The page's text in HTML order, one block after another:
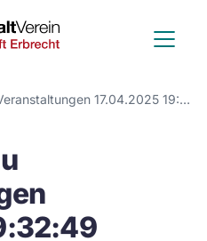
Deutscher
Anwalt
Verein
Anmeldung zu Veranstaltungen 17.04.2025 19:32:49